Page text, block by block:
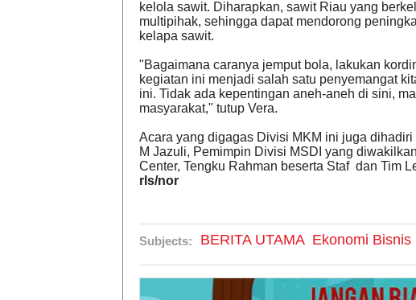
kelola sawit. Diharapkan, sawit Riau yang
multipihak, sehingga dapat mendorong
kelapa sawit.
"Bagaimana caranya jemput bola, lakukan
kegiatan ini menjadi salah satu penyemangat
ini. Tidak ada kepentingan aneh-aneh di sini,
masyarakat," tutup Vera.
Acara yang digagas Divisi MKM ini juga
M Jazuli, Pemimpin Divisi MSDI yang
Center, Tengku Rahman beserta Staf dan Tim
rls/nor
Subjects: BERITA UTAMA Ekonomi Bisnis